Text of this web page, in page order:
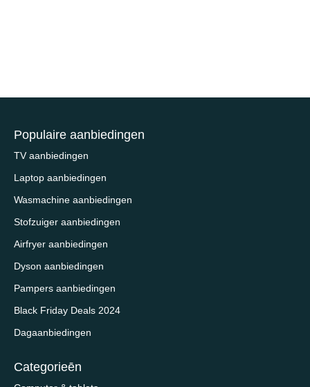
Populaire aanbiedingen
TV aanbiedingen
Laptop aanbiedingen
Wasmachine aanbiedingen
Stofzuiger aanbiedingen
Airfryer aanbiedingen
Dyson aanbiedingen
Pampers aanbiedingen
Black Friday Deals 2024
Dagaanbiedingen
Categorieēn